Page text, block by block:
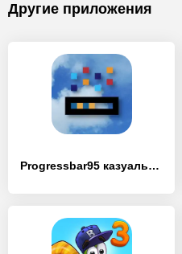
Другие приложения
Progressbar95 казуальная игра - [MOD Бесконечные монеты]